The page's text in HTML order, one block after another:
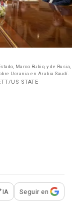
Marco Rubio, y de Rusia,
Ucrania en Arabia Saudí.
US STATE
para
IA Seguir en